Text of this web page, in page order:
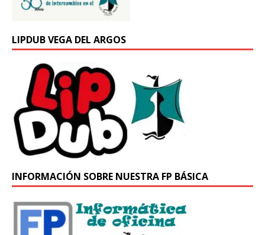
LIPDUB VEGA DEL ARGOS
INFORMACIÓN SOBRE NUESTRA FP BÁSICA